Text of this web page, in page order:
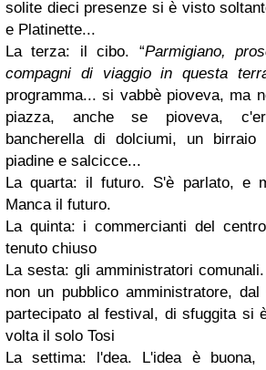
solite dieci presenze si è visto
e Platinette...
La terza: il cibo. “Parmigiano,
compagni di viaggio in questa
programma... si vabbè pioveva, ma
piazza, anche se pioveva,
bancherella di dolciumi, un
piadine e salcicce...
La quarta: il futuro. S'è parlato, e
Manca il futuro.
La quinta: i commercianti del
tenuto chiuso
La sesta: gli amministratori
non un pubblico amministratore,
partecipato al festival, di sfuggita si
volta il solo Tosi
La settima: l'dea. L'idea è buona,